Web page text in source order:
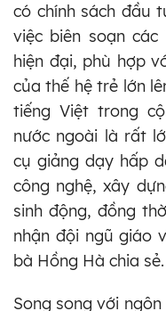
có chính sách đầu
việc biên soạn
hiện đại, phù hợp
của thế hệ trẻ lớn
tiếng Việt trong
nước ngoài là rất
cụ giảng dạy hấp
công nghệ, xây
sinh động, đồng
nhận đội ngũ giáo
bà Hồng Hà chia sẻ.
Song song với